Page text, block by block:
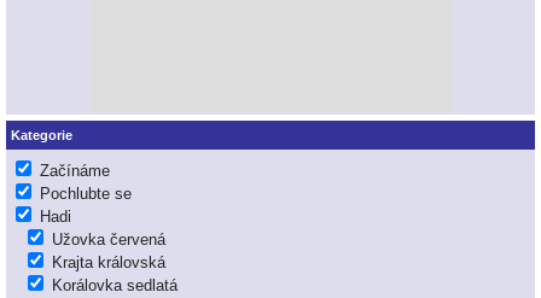
Kategorie
Začínáme
Pochlubte se
Hadi
Užovka červená
Krajta královská
Korálovka sedlatá